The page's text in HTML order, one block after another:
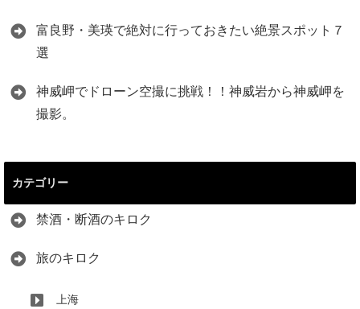
富良野・美瑛で絶対に行っておきたい絶景スポット７
選
神威岬でドローン空撮に挑戦！！神威岩から神威岬を
撮影。
カテゴリー
禁酒・断酒のキロク
旅のキロク
上海